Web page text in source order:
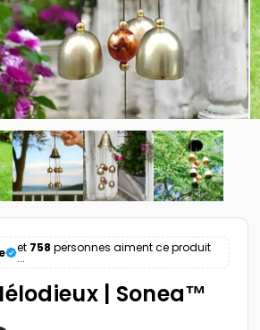
et 758 personnes aiment ce produit
...
| Sonea™